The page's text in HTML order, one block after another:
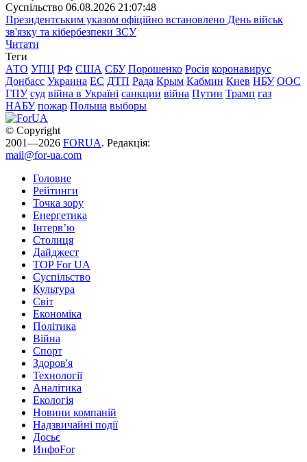
Суспiльство 06.08.2026 21:07:48
Президентським указом офіційно встановлено День військ
зв'язку та кібербезпеки ЗСУ
Читати
Теги
АТО УПЦ РФ США СБУ Порошенко Росія коронавирус
Донбасс Украина ЕС ДТП Рада Крым Кабмин Киев НБУ ООС
ГПУ суд війна в Україні санкции війна Путин Трамп газ
НАБУ пожар Польша выборы
© Copyright
2001—2026 FORUA. Редакція:
mail@for-ua.com
Головне
Рейтинги
Точка зору
Енергетика
Інтерв’ю
Столиця
Дайджест
TOP For UA
Суспiльство
Культура
Світ
Економіка
Політика
Війна
Спорт
Здоров'я
Технології
Аналітика
Екологія
Новини компаній
Надзвичайні події
Досьє
ИнфоFor